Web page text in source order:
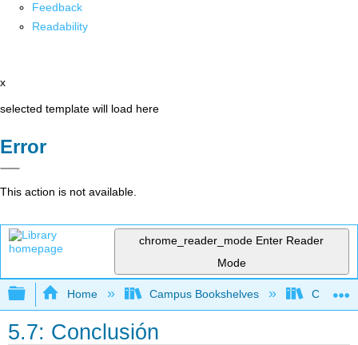
Feedback
Readability
x
selected template will load here
Error
This action is not available.
chrome_reader_mode Enter Reader
Mode
Expand/collapse global hierarchy
Home Campus Bookshelves Cerro
5.7: Conclusión